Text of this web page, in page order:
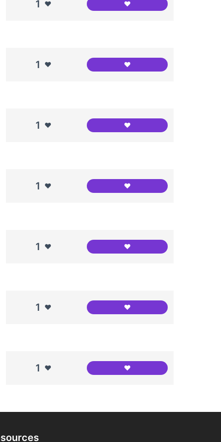
1 ❤️ ❤️AREP
1 ❤️ ❤️Espai Jove Garcilaso
1 ❤️ ❤️Fundació Intered
1 ❤️ ❤️CAP Maragall / EAP
1 ❤️ ❤️AFA La Morera
1 ❤️ ❤️Unió de botiguers Congrés
1 ❤️ ❤️Institut l'Alzina